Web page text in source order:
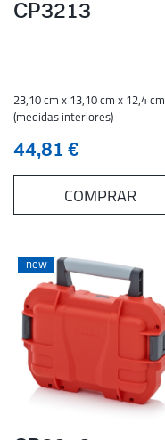
CP3213
23,10 cm x 13,10 cm x 12,4 cm
(medidas interiores)
44,81 €
COMPRAR
new